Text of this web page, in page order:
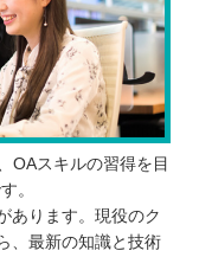
OAスキルの習得を目
。
あります。現役のク
、最新の知識と技術